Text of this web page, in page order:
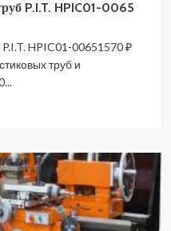
P.I.T. HPIC01-0065
HPIC01-00651570 ₽
труб и